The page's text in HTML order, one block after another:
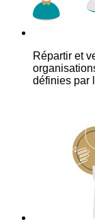
Répartir et
définies par